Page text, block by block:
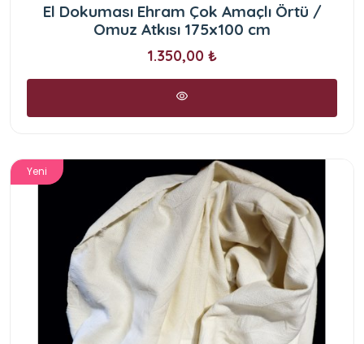
El Dokuması Ehram Çok Amaçlı Örtü /
Omuz Atkısı 175x100 cm
1.350,00 ₺
Yeni